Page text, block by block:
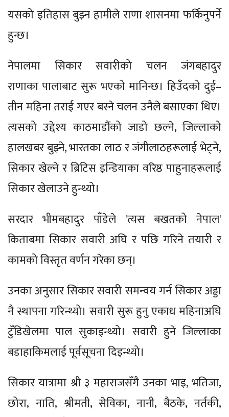
यसको इतिहास बुझ्न हामीले राणा शासनमा फर्किनुपर्ने
हुन्छ।
नेपालमा सिकार सवारीको चलन जंगबहादुर
राणाका पालाबाट सुरू भएको मानिन्छ। हिउँदको दुई–
तीन महिना तराई गएर बस्ने चलन उनैले बसाएका थिए।
त्यसको उद्देश्य काठमाडौंको जाडो छल्ने, जिल्लाको
हालखबर बुझ्ने, भारतका लाठ र जंगीलाठहरूलाई भेट्ने,
सिकार खेल्ने र ब्रिटिस इन्डियाका वरिष्ठ पाहुनाहरूलाई
सिकार खेलाउने हुन्थ्यो।
सरदार भीमबहादुर पाँडेले 'त्यस बखतको नेपाल'
किताबमा सिकार सवारी अघि र पछि गरिने तयारी र
कामको विस्तृत वर्णन गरेका छन्।
उनका अनुसार सिकार सवारी समन्वय गर्न सिकार अड्डा
नै स्थापना गरिन्थ्यो। सवारी सुरू हुनु एकाध महिनाअघि
टुँडिखेलमा पाल सुकाइन्थ्यो। सवारी हुने जिल्लाका
बडाहाकिमलाई पूर्वसूचना दिइन्थ्यो।
सिकार यात्रामा श्री ३ महाराजसँगै उनका भाइ, भतिजा,
छोरा, नाति, श्रीमती, सेविका, नानी, बैठके, नर्तकी,